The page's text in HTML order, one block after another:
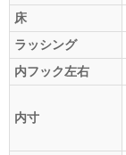
床
ラッシング
内フック左右
内寸